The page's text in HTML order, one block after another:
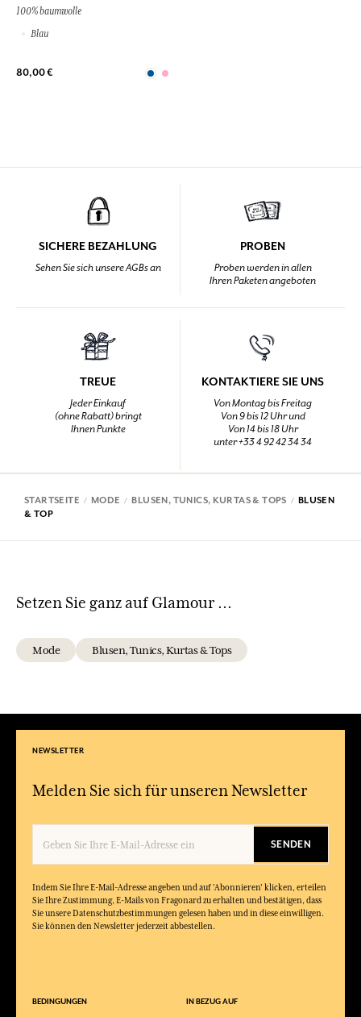
100% baumwolle
Blau
80,00 €
SICHERE BEZAHLUNG
Sehen Sie sich unsere AGBs an
PROBEN
Proben werden in allen
Ihren Paketen angeboten
TREUE
Jeder Einkauf
(ohne Rabatt) bringt
Ihnen Punkte
KONTAKTIERE SIE UNS
Von Montag bis Freitag
Von 9 bis 12 Uhr und
Von 14 bis 18 Uhr
unter +33 4 92 42 34 34
STARTSEITE MODE BLUSEN, TUNICS, KURTAS & TOPS
BLUSEN
& TOP
Setzen Sie ganz auf Glamour ...
Mode Blusen, Tunics, Kurtas & Tops
NEWSLETTER
Melden Sie sich für unseren Newsletter
SENDEN
Indem Sie Ihre E-Mail-Adresse angeben und auf 'Abonnieren' klicken, erteilen
Sie Ihre Zustimmung, E-Mails von Fragonard zu erhalten und bestätigen, dass
Sie unsere Datenschutzbestimmungen gelesen haben und in diese einwilligen.
Sie können den Newsletter jederzeit abbestellen.
BEDINGUNGEN IN BEZUG AUF